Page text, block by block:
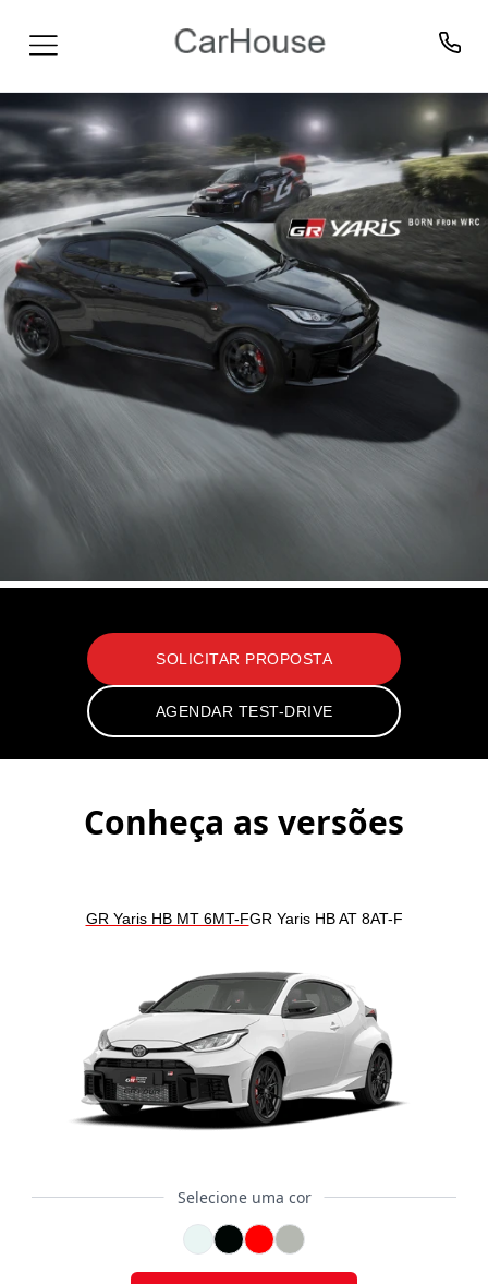
SOLICITAR PROPOSTA
AGENDAR TEST-DRIVE
Conheça as versões
GR Yaris HB MT 6MT-FGR Yaris HB AT 8AT-F
Selecione uma cor